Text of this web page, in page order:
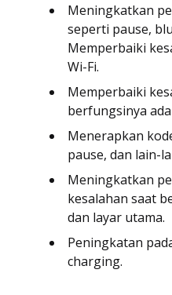
Meningkatkan
seperti pause,
Memperbaiki
Wi-Fi.
Memperbaiki
berfungsinya
Menerapkan
pause, dan lain-
Meningkatkan
kesalahan saat
dan layar utama.
Peningkatan
charging.